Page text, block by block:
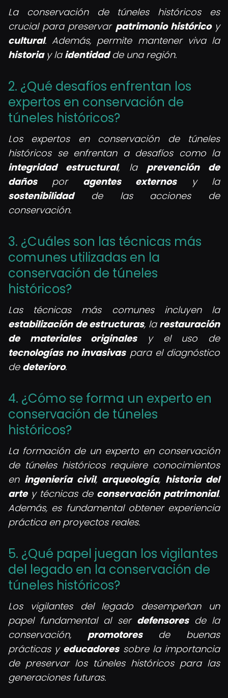
La conservación de túneles históricos es
crucial para preservar patrimonio históricoy
cultural. Además, permite mantener viva la
historiay la identidadde una región.
2. ¿Qué desafíos enfrentan los
expertos en conservación de
túneles históricos?
Los expertos en conservación de túneles
históricos se enfrentan a desafíos como la
integridad estructural, la prevención de
dañospor agentes externosy la
sostenibilidadde las acciones de
conservación.
3. ¿Cuáles son las técnicas más
comunes utilizadas en la
conservación de túneles
históricos?
Las técnicas más comunes incluyen la
estabilización de estructuras, la restauración
de materiales originalesy el uso de
tecnologías no invasivaspara el diagnóstico
de deterioro.
4. ¿Cómo se forma un experto en
conservación de túneles
históricos?
La formación de un experto en conservación
de túneles históricos requiere conocimientos
en ingeniería civil, arqueología, historia del
artey técnicas de conservación patrimonial.
Además, es fundamental obtener experiencia
práctica en proyectos reales.
5. ¿Qué papel juegan los vigilantes
del legado en la conservación de
túneles históricos?
Los vigilantes del legado desempeñan un
papel fundamental al ser defensoresde la
conservación, promotoresde buenas
prácticas y educadoressobre la importancia
de preservar los túneles históricos para las
generaciones futuras.